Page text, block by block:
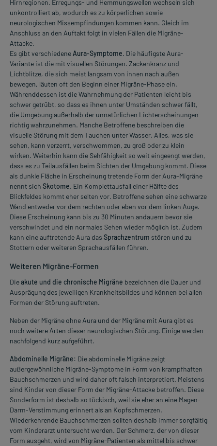
Hirnregionen. Erregungs- und Hemmungswellen wechseln sich
unkontrolliert ab, wodurch es zu körperlichen sowie
neurologischen Missempfindungen kommen kann. Gleich im
Anschluss an den Auftakt folgt in vielen Fällen die Migräne-
Attacke.
Es gibt verschiedene Aura-Symptome. Die häufigste Aura-
Variante ist die mit visuellen Störungen. Zackenkranz und
Lichtblitze, die sich meist langsam von innen nach außen
bewegen, läuten oft den Beginn einer Migräne-Phase ein.
Währenddessen ist die Wahrnehmung der Patienten leicht bis
schwer getrübt, so dass es ihnen unter Umständen schwer fällt,
die Umgebung außerhalb der unnatürlichen Lichterscheinungen
richtig wahrzunehmen. Manche Betroffene beschreiben die
visuelle Störung mit dem Tauchen unter Wasser. Alles, was sie
sehen, kann verzerrt, verschwommen, zu groß oder zu klein
wirken. Weiterhin kann die Sehfähigkeit so weit eingeengt werden,
dass es zu Teilausfällen beim Sichten der Umgebung kommt. Diese
als dunkle Fläche in Erscheinung tretende Form der Aura-Migräne
nennt sich Skotome. Ein Komplettausfall einer Hälfte des
Blickfeldes kommt eher selten vor. Betroffene sehen eine schwarze
Wand entweder vor dem rechten oder eben vor dem linken Auge.
Diese Erscheinung kann bis zu 30 Minuten andauern bevor sie
verschwindet und ein normales Sehen wieder möglich ist. Zudem
kann eine auftretende Aura das Sprachzentrum stören und zu
Stottern oder weiteren Sprachausfällen führen.
Weiteren Migräne-Formen
Dieakute und die chronische Migräne bezeichnen die Dauer und
Ausprägung des jeweiligen Krankheitsbildes und können bei allen
Formen der Störung auftreten.
Neben der Migräne ohne Aura und der Migräne mit Aura gibt es
noch weitere Arten dieser neurologischen Störung. Einige werden
nachfolgend kurz aufgeführt.
Abdominelle Migräne: Die abdominelle Migräne zeigt
außergewöhnliche Migräne-Symptome in Form von krampfhaften
Bauchschmerzen und wird daher oft falsch interpretiert. Meistens
sind Kinder von dieser Form der Migräne-Attacke betroffen. Diese
Sonderform ist deshalb so tückisch, weil sie eher an eine Magen-
Darm-Verstimmung erinnert als an Kopfschmerzen.
Wiederkehrende Bauchschmerzen sollten deshalb immer sorgfältig
vom Kinderarzt untersucht werden. Der Schmerz, der von dieser
Form ausgeht, wird von Migräne-Patienten als mittel bis schwer